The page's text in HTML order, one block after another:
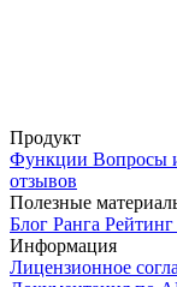
Продукт
Функции Вопросы
отзывов
Полезные
Блог Ранга
Информация
Лицензионное